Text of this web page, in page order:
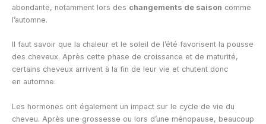
abondante, notamment lors des changements de saison comme
l’automne.
Il faut savoir que la chaleur et le soleil de l’été favorisent la pousse
des cheveux. Après cette phase de croissance et de maturité,
certains cheveux arrivent à la fin de leur vie et chutent donc
en automne.
Les hormones ont également un impact sur le cycle de vie du
cheveu. Après une grossesse ou lors d’une ménopause, beaucoup